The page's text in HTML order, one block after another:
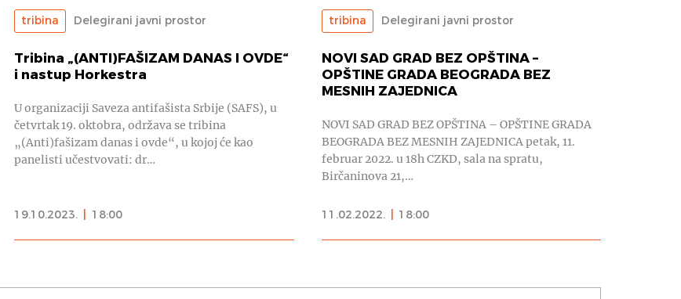
tribina Delegirani javni prostor
Tribina „(ANTI)FAŠIZAM DANAS I OVDE“
i nastup Horkestra
U organizaciji Saveza antifašista Srbije (SAFS), u
četvrtak 19. oktobra, održava se tribina
„(Anti)fašizam danas i ovde“, u kojoj će kao
panelisti učestvovati: dr…
19.10.2023. 18:00
tribina Delegirani javni prostor
NOVI SAD GRAD BEZ OPŠTINA –
OPŠTINE GRADA BEOGRADA BEZ
MESNIH ZAJEDNICA
NOVI SAD GRAD BEZ OPŠTINA – OPŠTINE GRADA
BEOGRADA BEZ MESNIH ZAJEDNICA petak, 11.
februar 2022. u 18h CZKD, sala na spratu,
Birčaninova 21,…
11.02.2022. 18:00